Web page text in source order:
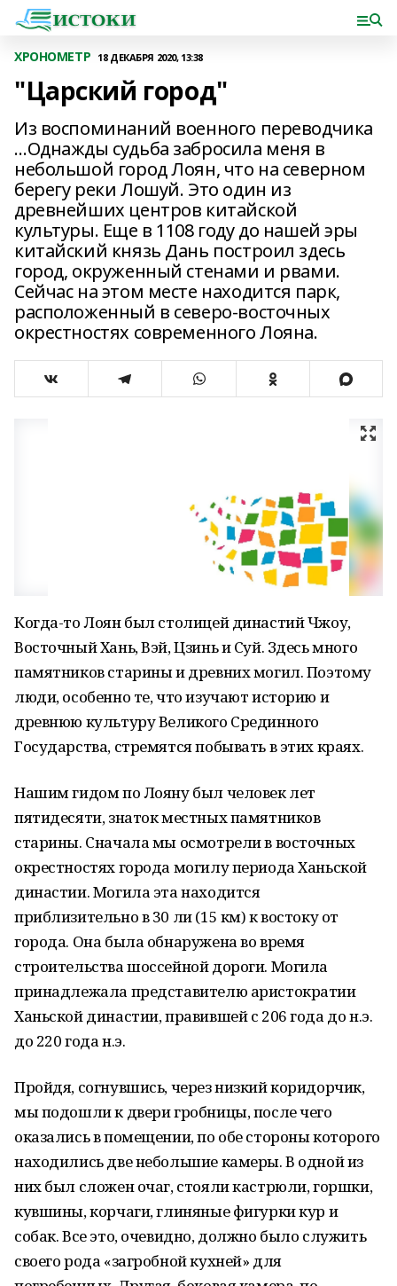
ХРОНОМЕТР 18 ДЕКАБРЯ 2020, 13:38
"Царский город"
Из воспоминаний военного переводчика
…Однажды судьба забросила меня в
небольшой город Лоян, что на северном
берегу реки Лошуй. Это один из
древнейших центров китайской
культуры. Еще в 1108 году до нашей эры
китайский князь Дань построил здесь
город, окруженный стенами и рвами.
Сейчас на этом месте находится парк,
расположенный в северо-восточных
окрестностях современного Лояна.
Когда-то Лоян был столицей династий Чжоу,
Восточный Хань, Вэй, Цзинь и Суй. Здесь много
памятников старины и древних могил. Поэтому
люди, особенно те, что изучают историю и
древнюю культуру Великого Срединного
Государства, стремятся побывать в этих краях.
Нашим гидом по Лояну был человек лет
пятидесяти, знаток местных памятников
старины. Сначала мы осмотрели в восточных
окрестностях города могилу периода Ханьской
династии. Могила эта находится
приблизительно в 30 ли (15 км) к востоку от
города. Она была обнаружена во время
строительства шоссейной дороги. Могила
принадлежала представителю аристократии
Ханьской династии, правившей с 206 года до н.э.
до 220 года н.э.
Пройдя, согнувшись, через низкий коридорчик,
мы подошли к двери гробницы, после чего
оказались в помещении, по обе стороны которого
находились две небольшие камеры. В одной из
них был сложен очаг, стояли кастрюли, горшки,
кувшины, корчаги, глиняные фигурки кур и
собак. Все это, очевидно, должно было служить
своего рода «загробной кухней» для